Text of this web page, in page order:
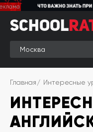
School
Rate
Рейтинг
Online-
рейтинг
Отзывы
студентов
School
Главная Интересные